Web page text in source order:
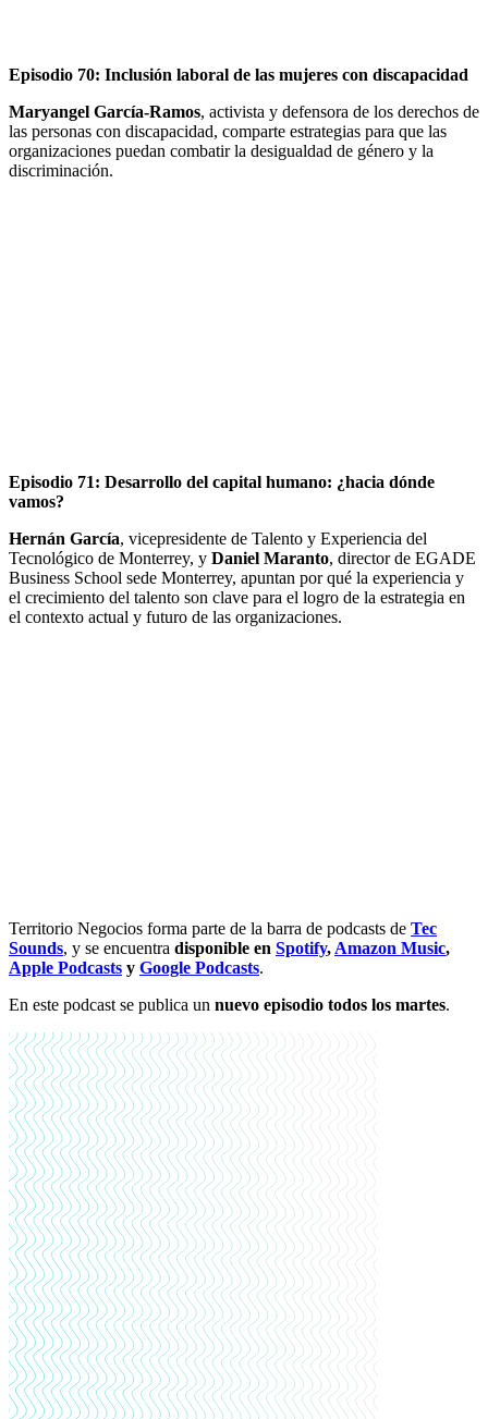
Episodio 70: Inclusión laboral de las mujeres con discapacidad
Maryangel García-Ramos, activista y defensora de los derechos de
las personas con discapacidad, comparte estrategias para que las
organizaciones puedan combatir la desigualdad de género y la
discriminación.
Episodio 71: Desarrollo del capital humano: ¿hacia dónde
vamos?
Hernán García, vicepresidente de Talento y Experiencia del
Tecnológico de Monterrey, y Daniel Maranto, director de EGADE
Business School sede Monterrey, apuntan por qué la experiencia y
el crecimiento del talento son clave para el logro de la estrategia en
el contexto actual y futuro de las organizaciones.
Territorio Negocios forma parte de la barra de podcasts de Tec
Sounds, y se encuentra disponible en Spotify,Amazon Music,
Apple Podcasts y Google Podcasts.
En este podcast se publica un nuevo episodio todos los martes.